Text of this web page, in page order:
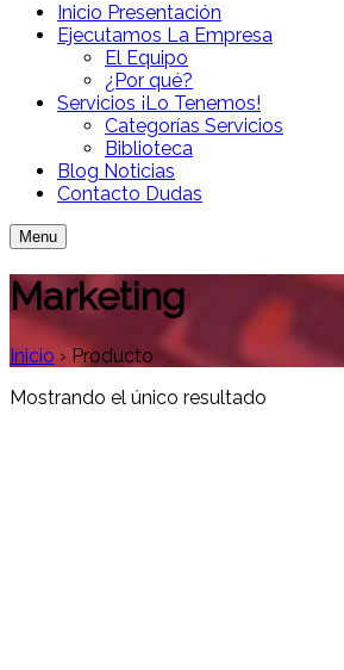
Inicio Presentación
Ejecutamos La Empresa
El Equipo
¿Por qué?
Servicios ¡Lo Tenemos!
Categorías Servicios
Biblioteca
Blog Noticias
Contacto Dudas
Menu
Marketing
Inicio › Producto
Mostrando el único resultado